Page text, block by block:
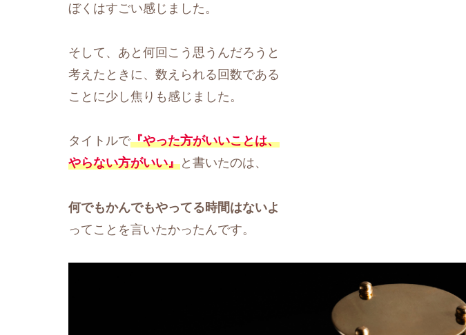
ぼくはすごい感じました。
そして、あと何回こう思うんだろうと
考えたときに、数えられる回数である
ことに少し焦りも感じました。
タイトルで『やった方がいいことは、
やらない方がいい』と書いたのは、
何でもかんでもやってる時間はないよ
ってことを言いたかったんです。